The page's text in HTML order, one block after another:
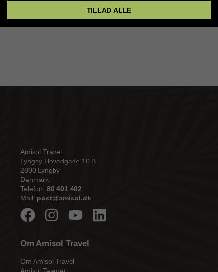
Amisol Travel
Lyngby Hovedgade 10 B
2800 Lyngby
Danmark
Telefon: 80 401 402
Mail: post@amisol.dk
Om Amisol Travel
Om Amisol Travel
TILLAD ALLE